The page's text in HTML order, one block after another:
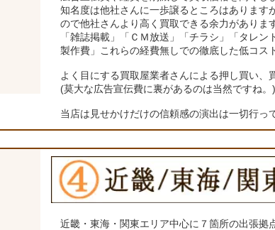
知名度は他社さんに一歩譲るところはあります
ので他社さんより高く買取できる余力がありま
「雑誌掲載」「ＣＭ放送」「チラシ」「タレン
製作費」これらの経費無しでの徹底した低コス
よく目にする買取屋業者さんによる押し買い、
(莫大な広告宣伝費に裏があるのは当然ですね。)
当店は見せかけだけの信頼感の演出は一切行っ
近畿・東海・関東エリア中心に７箇所の出張拠